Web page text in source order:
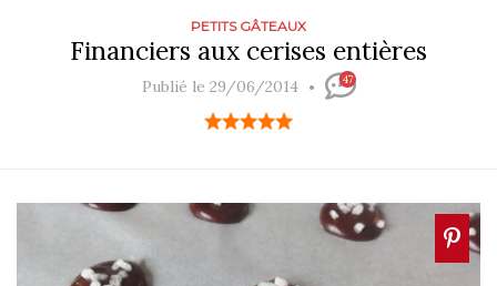
PETITS GÂTEAUX
Financiers aux cerises entières
Publié le 29/06/2014 47